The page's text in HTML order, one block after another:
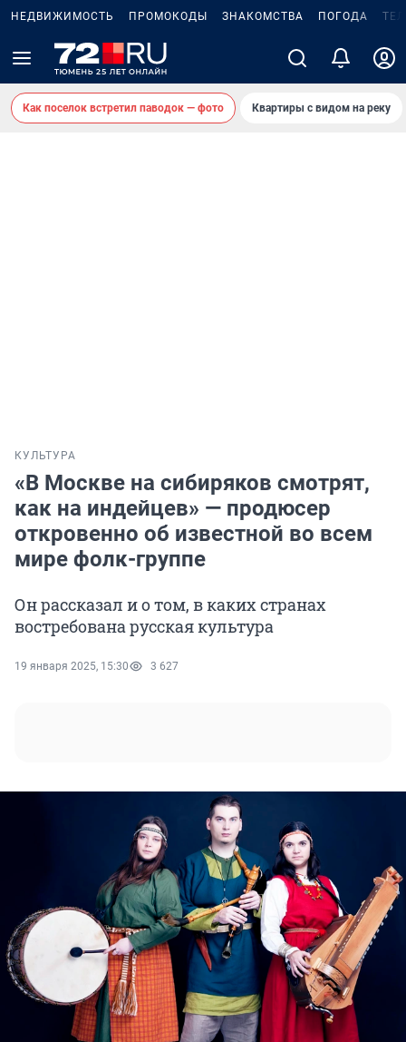
НЕДВИЖИМОСТЬ ПРОМОКОДЫ ЗНАКОМСТВА ПОГОДА
Как поселок встретил паводок — фото Квартиры с видом на реку
КУЛЬТУРА
«В Москве на сибиряков смотрят,
как на индейцев» — продюсер
откровенно об известной во всем
мире фолк-группе
Он рассказал и о том, в каких странах
востребована русская культура
19 января 2025, 15:30 3 627